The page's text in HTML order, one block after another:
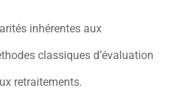
inhérentes aux
classiques d’évaluation
retraitements.